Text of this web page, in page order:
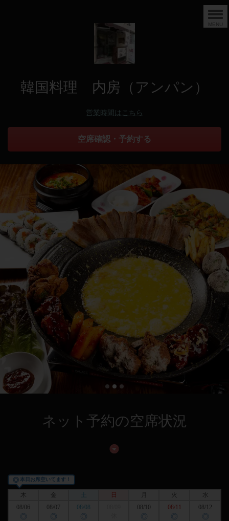
MENU
韓国料理 内房（アンパン）
営業時間はこちら
空席確認・予約する
ネット予約の空席状況
◎本日お席空いてます！
木 金 土 日 火
水
08/06
◎
08/07
◎
08/08
◎ ◎
08/11
◎
08/12
◎